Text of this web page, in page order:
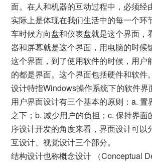
面。在人和机器的互动过程中，必须经
实际上是体现在我们生活中的每一个环
车时候方向盘和仪表盘就是这个界面，
器和屏幕就是这个界面，用电脑的时候
这个界面，到了使用软件的时候，用户
的都是界面。这个界面包括硬件和软件
设计特指Windows操作系统下的软件界
用户界面设计有三个基本的原则：a. 置
之下；b. 减少用户的负担；c. 保持界面
序设计开发的角度来看，界面设计可以
互设计、视觉设计三个部分。
结构设计也称概念设计 （Conceptual